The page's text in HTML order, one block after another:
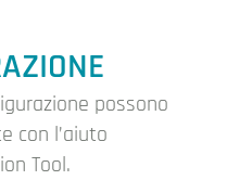
possono
con l’aiuto
Tool.